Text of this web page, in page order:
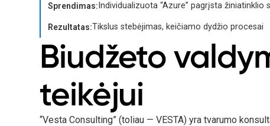
Sprendimas: Individualizuota “Azure” pagrįsta žiniatinklio
Rezultatas:Tikslus stebėjimas, keičiamo dydžio procesai
Biudžeto
teikėjui
“Vesta Consulting” (toliau — VESTA) yra tvarumo